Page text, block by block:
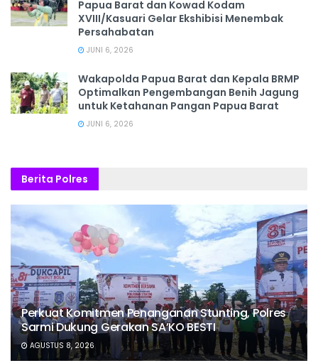
Papua Barat dan Kowad Kodam
XVIII/Kasuari Gelar Ekshibisi Menembak
Persahabatan
JUNI 6, 2026
Wakapolda Papua Barat dan Kepala BRMP
Optimalkan Pengembangan Benih Jagung
untuk Ketahanan Pangan Papua Barat
JUNI 6, 2026
Berita Polres
Perkuat Komitmen Penanganan Stunting, Polres
Sarmi Dukung Gerakan SA’KO BESTI
AGUSTUS 8, 2026